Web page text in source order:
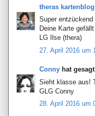
theras kartenblog
Super
Deine Karte
LG Ilse (thera)
27. April 2016 um
Conny hat
Sieht klasse aus!
GLG Conny
28. April 2016 um